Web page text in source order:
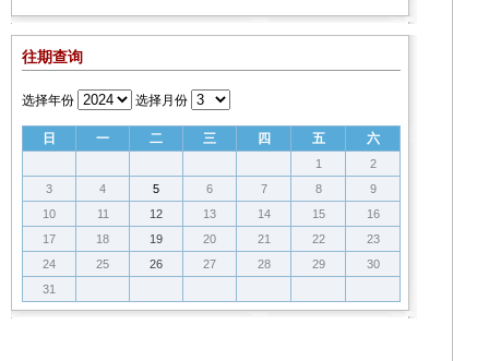
往期查询
选择年份 选择月份
日 一 二 三 四 五 六
1
2
3
4 5 6 7 8
9
10
11 12 13 14 15
16
17
18 19 20 21 22
23
24
25 26 27 28 29
30
31